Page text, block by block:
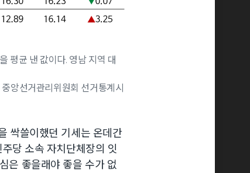
평균 낸 값이다. 영남 지역 대
앙선거관리위원회 선거통계시
싹쓸이했던 기세는 온데간
당 소속 자치단체장의 잇
은 좋을래야 좋을 수가 없